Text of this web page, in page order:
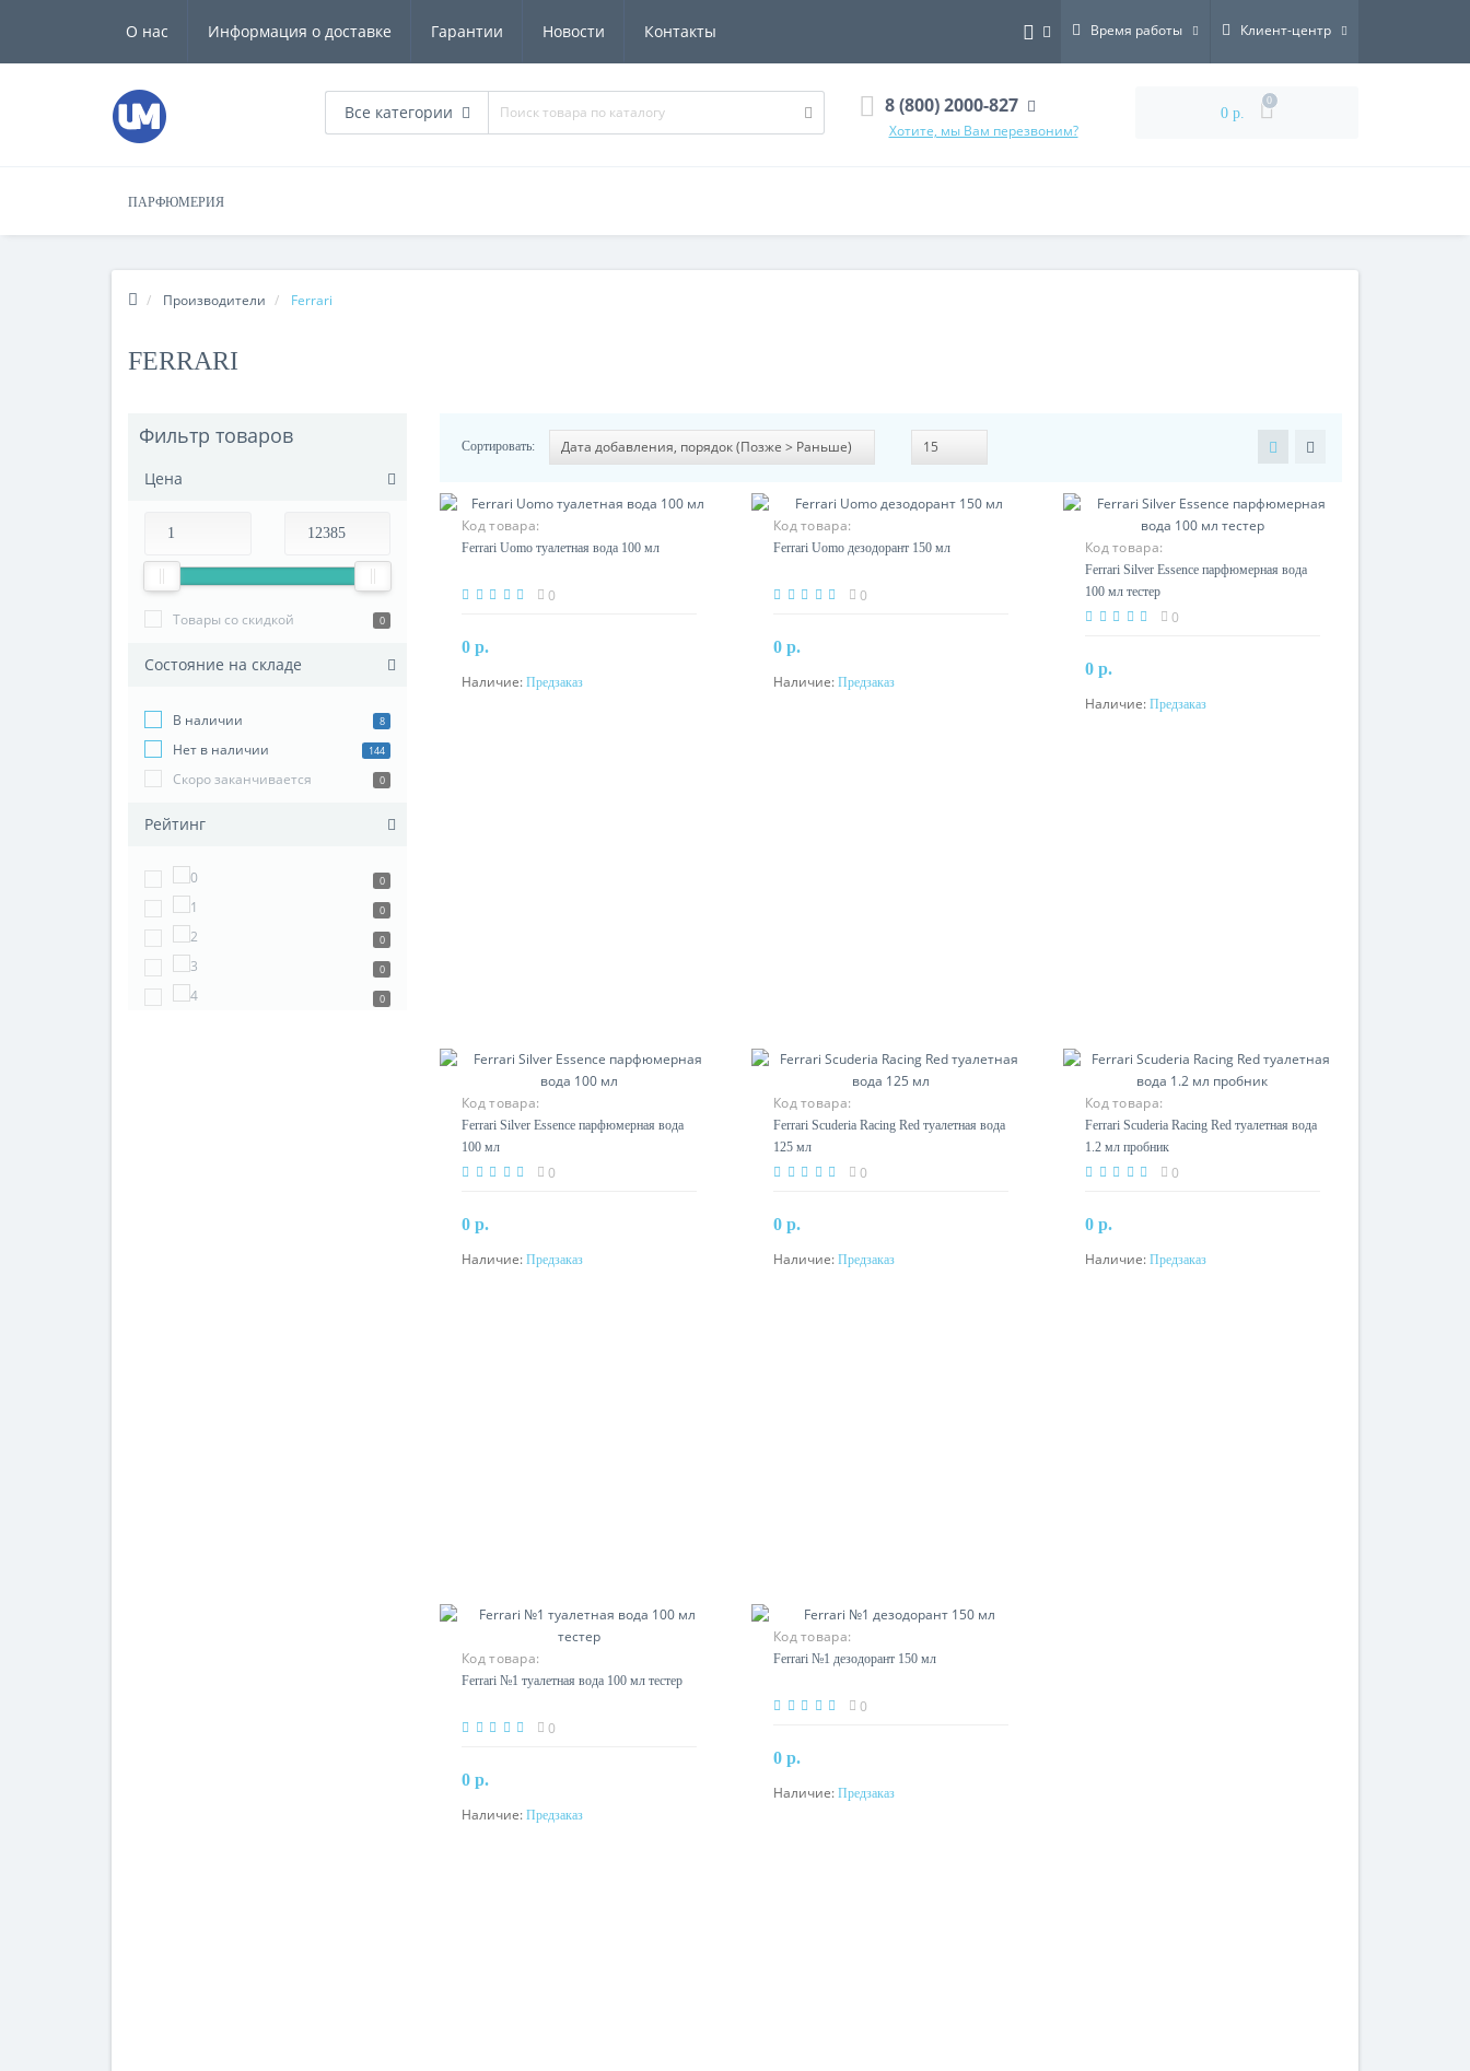
О нас Информация о доставке Гарантии Новости Контакты Время работы Клиент-центр
Все категории 8 (800) 2000-827
Хотите, мы Вам перезвоним?
0 р.
0
ПАРФЮМЕРИЯ
Производители Ferrari
FERRARI
Фильтр товаров
Цена
Товары со скидкой 0
Состояние на складе
В наличии 8
Нет в наличии 144
Скоро заканчивается 0
Рейтинг
0
0
0
0
0
Сортировать:
Код товара:
Ferrari Uomo туалетная вода 100 мл
0
0 р.
Предзаказ
Наличие: Предзаказ
Код товара:
Ferrari Uomo дезодорант 150 мл
0
0 р.
Предзаказ
Наличие: Предзаказ
Код товара:
Ferrari Silver Essence парфюмерная вода
100 мл тестер
0
0 р.
Предзаказ
Наличие: Предзаказ
Код товара:
Ferrari Silver Essence парфюмерная вода
100 мл
0
0 р.
Предзаказ
Наличие: Предзаказ
Код товара:
Ferrari Scuderia Racing Red туалетная вода
125 мл
0
0 р.
Предзаказ
Наличие: Предзаказ
Код товара:
Ferrari Scuderia Racing Red туалетная вода
1.2 мл пробник
0
0 р.
Предзаказ
Наличие: Предзаказ
Код товара:
Ferrari №1 туалетная вода 100 мл тестер
0
0 р.
Предзаказ
Наличие: Предзаказ
Код товара:
Ferrari №1 дезодорант 150 мл
0
0 р.
Предзаказ
Наличие: Предзаказ